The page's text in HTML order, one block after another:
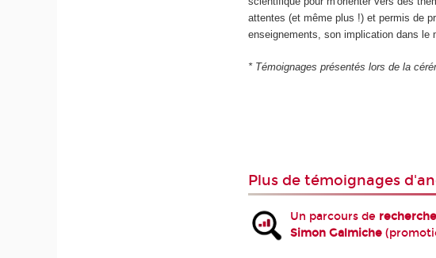
attentes (et même plus !) et permis de
enseignements, son implication dans le
* Témoignages présentés lors de la
Plus de témoignages
Un parcours de recherche
Simon Galmiche